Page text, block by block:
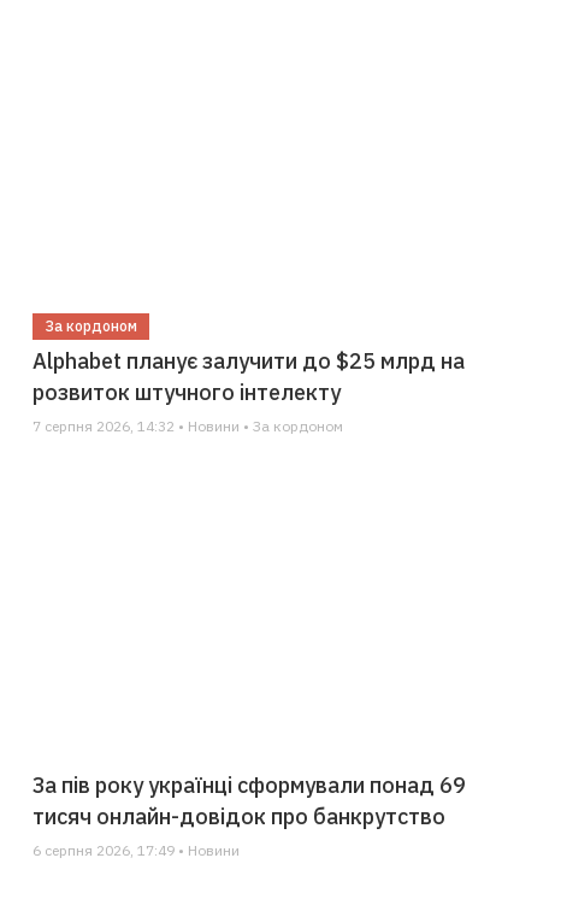
За кордоном
Alphabet планує залучити до $25 млрд на
розвиток штучного інтелекту
7 серпня 2026, 14:32 • Новини • За кордоном
За пів року українці сформували понад 69
тисяч онлайн-довідок про банкрутство
6 серпня 2026, 17:49 • Новини